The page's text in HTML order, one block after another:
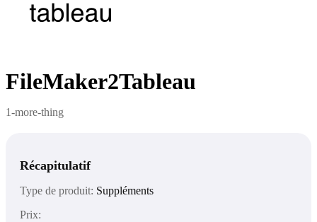
FileMaker2Tableau
1-more-thing
Récapitulatif
Type de produit: Suppléments
Prix: